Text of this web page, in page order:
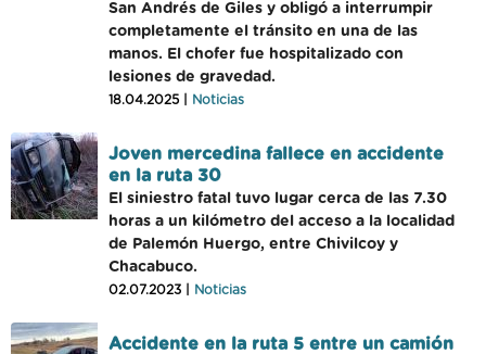
San Andrés de Giles y obligó a interrumpir
completamente el tránsito en una de las
manos. El chofer fue hospitalizado con
lesiones de gravedad.
18.04.2025 | Noticias
Joven mercedina fallece en accidente
en la ruta 30
El siniestro fatal tuvo lugar cerca de las 7.30
horas a un kilómetro del acceso a la localidad
de Palemón Huergo, entre Chivilcoy y
Chacabuco.
02.07.2023 | Noticias
Accidente en la ruta 5 entre un camión